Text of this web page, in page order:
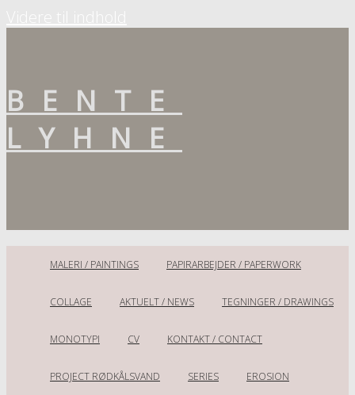
BENTE
LYHNE
MALERI / PAINTINGS PAPIRARBEJDER / PAPERWORK
COLLAGE AKTUELT / NEWS TEGNINGER / DRAWINGS
MONOTYPI CV KONTAKT / CONTACT
PROJECT RØDKÅLSVAND SERIES EROSION